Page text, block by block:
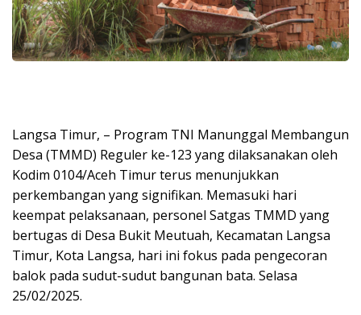
Langsa Timur, – Program TNI Manunggal Membangun
Desa (TMMD) Reguler ke-123 yang dilaksanakan oleh
Kodim 0104/Aceh Timur terus menunjukkan
perkembangan yang signifikan. Memasuki hari
keempat pelaksanaan, personel Satgas TMMD yang
bertugas di Desa Bukit Meutuah, Kecamatan Langsa
Timur, Kota Langsa, hari ini fokus pada pengecoran
balok pada sudut-sudut bangunan bata. Selasa
25/02/2025.